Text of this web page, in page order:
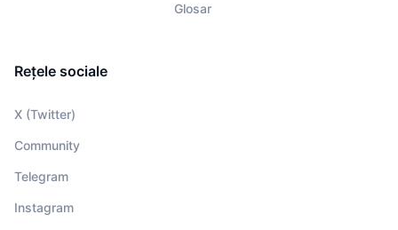
Glosar
Rețele sociale
X (Twitter)
Community
Telegram
Instagram